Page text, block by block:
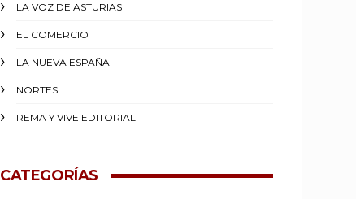
LA VOZ DE ASTURIAS
EL COMERCIO
LA NUEVA ESPAÑA
NORTES
REMA Y VIVE EDITORIAL
CATEGORÍAS